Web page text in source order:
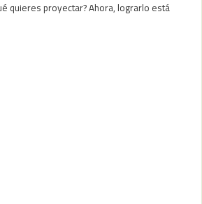
quieres proyectar? Ahora, lograrlo está